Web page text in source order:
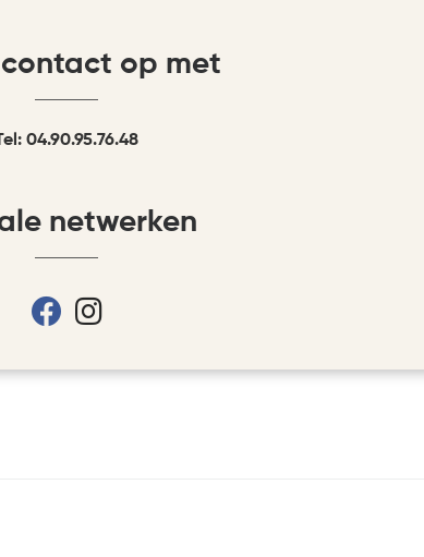
contact op met
04.90.95.76.48
netwerken
fab fa-facebook
fab fa-instagram